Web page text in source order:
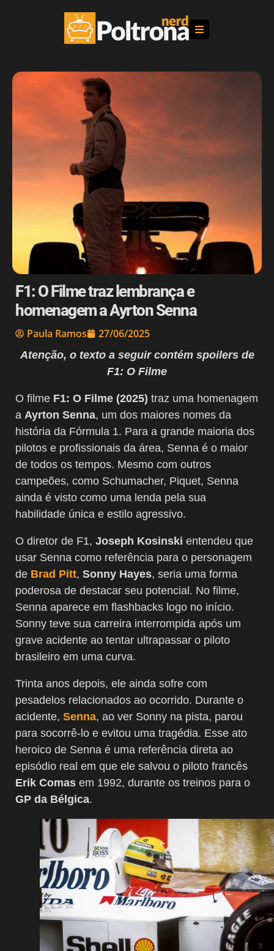
F1: O Filme traz lembrança e
homenagem a Ayrton Senna
Paula Ramos 27/06/2025
Atenção, o texto a seguir contém spoilers de
F1: O Filme
O filme F1: O Filme (2025) traz uma homenagem
a Ayrton Senna, um dos maiores nomes da
história da Fórmula 1. Para a grande maioria dos
pilotos e profissionais da área, Senna é o maior
de todos os tempos. Mesmo com outros
campeões, como Schumacher, Piquet, Senna
ainda é visto como uma lenda pela sua
habilidade única e estilo agressivo.
O diretor de F1, Joseph Kosinski entendeu que
usar Senna como referência para o personagem
de Brad Pitt, Sonny Hayes, seria uma forma
poderosa de destacar seu potencial. No filme,
Senna aparece em flashbacks logo no início.
Sonny teve sua carreira interrompida após um
grave acidente ao tentar ultrapassar o piloto
brasileiro em uma curva.
Trinta anos depois, ele ainda sofre com
pesadelos relacionados ao ocorrido. Durante o
acidente, Senna, ao ver Sonny na pista, parou
para socorrê-lo e evitou uma tragédia. Esse ato
heroico de Senna é uma referência direta ao
episódio real em que ele salvou o piloto francês
Erik Comas em 1992, durante os treinos para o
GP da Bélgica.